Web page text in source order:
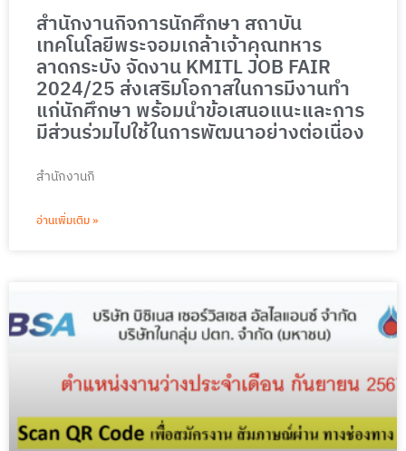
สำนักงานกิจการนักศึกษา สถาบัน
เทคโนโลยีพระจอมเกล้าเจ้าคุณทหาร
ลาดกระบัง จัดงาน KMITL JOB FAIR
2024/25 ส่งเสริมโอกาสในการมีงานทำ
แก่นักศึกษา พร้อมนำข้อเสนอแนะและการ
มีส่วนร่วมไปใช้ในการพัฒนาอย่างต่อเนื่อง
สำนักงานกิ
อ่านเพิ่มเติม »